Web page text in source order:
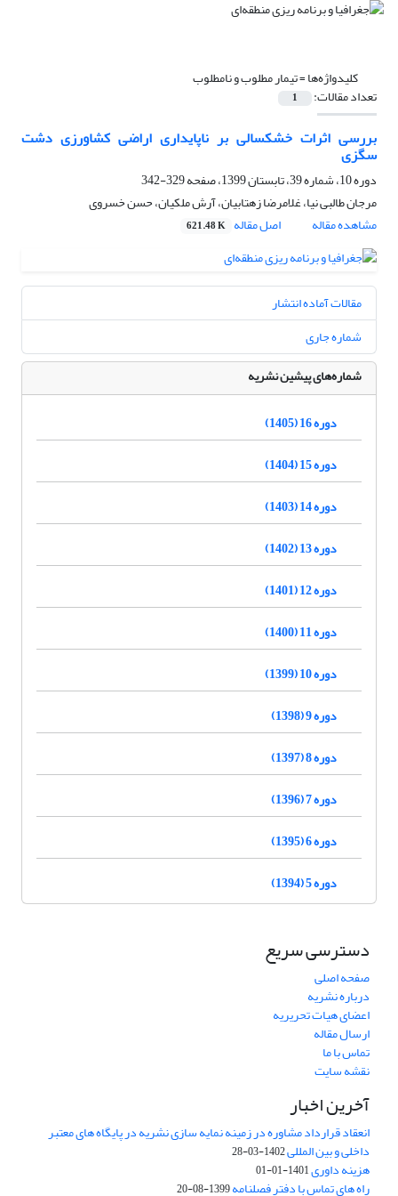
کلیدواژه‌ها =تیمار مطلوب و نامطلوب
تعداد مقالات: 1
بررسی اثرات خشکسالی بر ناپایداری اراضی کشاورزی دشت
سگزی
دوره 10، شماره 39، تابستان 1399، صفحه
329-342
مرجان طالبی نیا، غلامرضا زهتابیان، آرش ملکیان، حسن خسروی
مشاهده مقاله
اصل مقاله 621.48 K
مقالات آماده انتشار
شماره جاری
شماره‌های پیشین نشریه
دوره 16 (1405)
دوره 15 (1404)
دوره 14 (1403)
دوره 13 (1402)
دوره 12 (1401)
دوره 11 (1400)
دوره 10 (1399)
دوره 9 (1398)
دوره 8 (1397)
دوره 7 (1396)
دوره 6 (1395)
دوره 5 (1394)
دسترسی سریع
صفحه اصلی
درباره نشریه
اعضای هیات تحریریه
ارسال مقاله
تماس با ما
نقشه سایت
آخرین اخبار
انعقاد قرارداد مشاوره در زمینه نمایه سازی نشریه در پایگاه های معتبر
داخلی و بین المللی1402-03-28
هزینه داوری1401-01-01
راه های تماس با دفتر فصلنامه1399-08-20